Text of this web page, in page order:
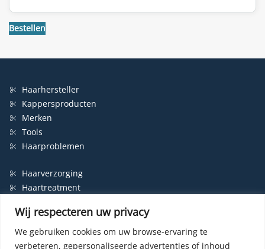
Wij respecteren uw privacy
We gebruiken cookies om uw browse-ervaring te
verbeteren, gepersonaliseerde advertenties of inhoud
WAS: IS:
Bestellen
Haarhersteller
Kappersproducten
Merken
Tools
Haarproblemen
Haarverzorging
Haartreatment
Styling
Shampoo